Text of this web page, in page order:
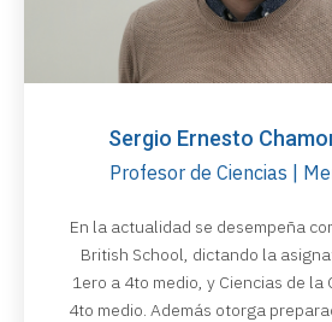
Sergio Ernesto
Profesor de Ciencias |
En la actualidad se desempeña
British School, dictando la
1ero a 4to medio, y Ciencias de la
4to medio. Además otorga